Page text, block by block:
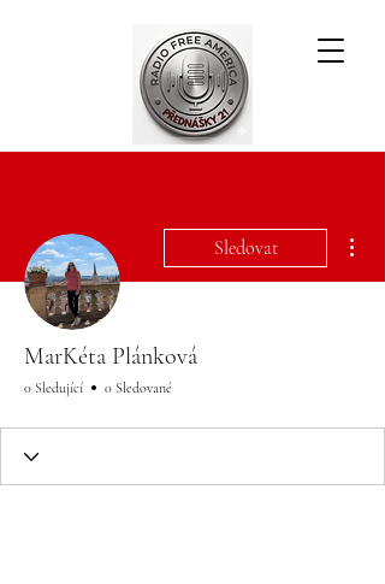
Sledovat
MarKéta Plánková
0 Sledující 0 Sledované